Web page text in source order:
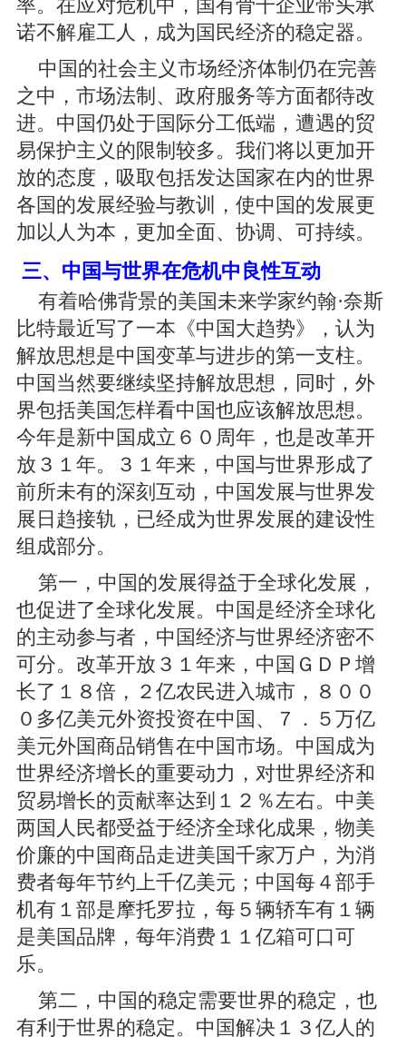
率。在应对危机中，国有骨干企业带头承
诺不解雇工人，成为国民经济的稳定器。
中国的社会主义市场经济体制仍在完善
之中，市场法制、政府服务等方面都待改
进。中国仍处于国际分工低端，遭遇的贸
易保护主义的限制较多。我们将以更加开
放的态度，吸取包括发达国家在内的世界
各国的发展经验与教训，使中国的发展更
加以人为本，更加全面、协调、可持续。
三、中国与世界在危机中良性互动
有着哈佛背景的美国未来学家约翰·奈斯
比特最近写了一本《中国大趋势》，认为
解放思想是中国变革与进步的第一支柱。
中国当然要继续坚持解放思想，同时，外
界包括美国怎样看中国也应该解放思想。
今年是新中国成立６０周年，也是改革开
放３１年。３１年来，中国与世界形成了
前所未有的深刻互动，中国发展与世界发
展日趋接轨，已经成为世界发展的建设性
组成部分。
第一，中国的发展得益于全球化发展，
也促进了全球化发展。中国是经济全球化
的主动参与者，中国经济与世界经济密不
可分。改革开放３１年来，中国ＧＤＰ增
长了１８倍，２亿农民进入城市，８００
０多亿美元外资投资在中国、７．５万亿
美元外国商品销售在中国市场。中国成为
世界经济增长的重要动力，对世界经济和
贸易增长的贡献率达到１２％左右。中美
两国人民都受益于经济全球化成果，物美
价廉的中国商品走进美国千家万户，为消
费者每年节约上千亿美元；中国每４部手
机有１部是摩托罗拉，每５辆轿车有１辆
是美国品牌，每年消费１１亿箱可口可
乐。
第二，中国的稳定需要世界的稳定，也
有利于世界的稳定。中国解决１３亿人的